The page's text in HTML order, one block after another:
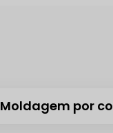
Moldagem por